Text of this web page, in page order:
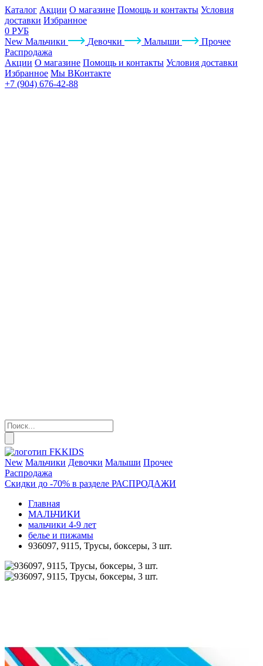
Каталог Акции О магазине Помощь и контакты Условия
доставки Избранное
0 РУБ
New Мальчики Девочки Малыши
Прочее
Распродажа
Акции О магазине Помощь и контакты Условия доставки
Избранное Мы ВКонтакте
+7 (904) 676-42-88
New Мальчики Девочки Малыши Прочее
Распродажа
Скидки до -70% в разделе РАСПРОДАЖИ
Главная
МАЛЬЧИКИ
мальчики 4-9 лет
белье и пижамы
936097, 9115, Трусы, боксеры, 3 шт.